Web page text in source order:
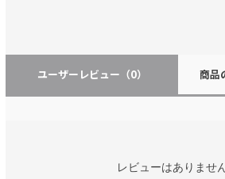
ユーザーレビュー （0） 商品
レビューはありません